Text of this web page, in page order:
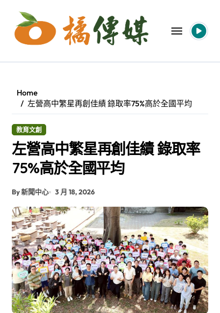
content
Home
左營高中繁星再創佳績 錄取率75%高於全國平均
教育文創
左營高中繁星再創佳績 錄取率
75%高於全國平均
By 新聞中心 3 月 18, 2026